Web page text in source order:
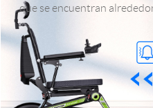
que se encuentran